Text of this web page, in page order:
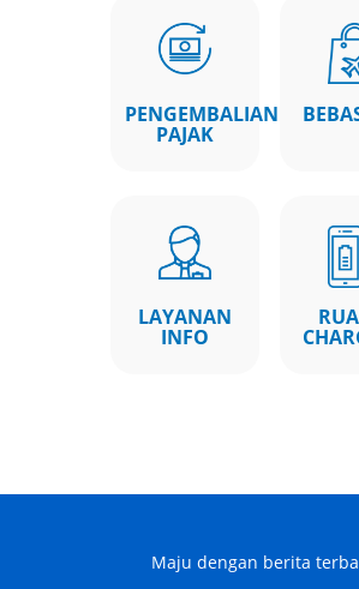
PENGEMBALIAN
PAJAK
LAYANAN
INFO
Maju dengan berita